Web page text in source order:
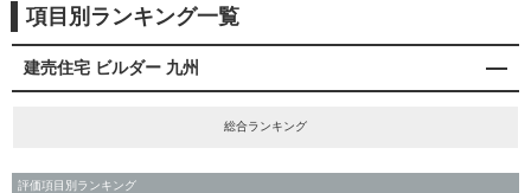
項目別ランキング一覧
建売住宅 ビルダー 九州
総合ランキング
評価項目別ランキング